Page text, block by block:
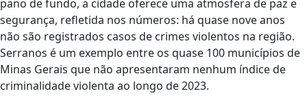
pano de fundo, a cidade oferece uma atmosfera de paz e
segurança, refletida nos números: há quase nove anos
não são registrados casos de crimes violentos na região.
Serranos é um exemplo entre os quase 100 municípios de
Minas Gerais que não apresentaram nenhum índice de
criminalidade violenta ao longo de 2023.